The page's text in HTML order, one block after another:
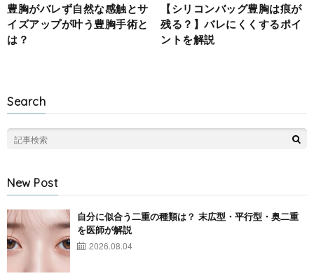
豊胸がバレず自然な感触とサ
イズアップが叶う豊胸手術と
は？
【シリコンバッグ豊胸は痕が
残る？】バレにくくするポイ
ントを解説
Search
New Post
自分に似合う二重の種類は？ 末広型・平行型・奥二重
を医師が解説
2026.08.04